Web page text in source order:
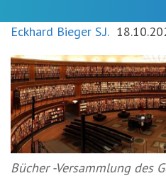
springen
'3')Zur
Suche
springen
(Accesskey
'2')
Eckhard Bieger S.J.
Bücher -Versammlung des